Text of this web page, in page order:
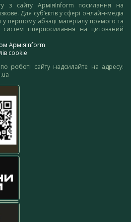
з сайту АрміяInform посилання на
Для суб’єктів у сфері онлайн-медіа
першому абзаці матеріалу прямого та
гіперпосилання на цитований
АрміяInform
cookie
роботі сайту надсилайте на адресу: